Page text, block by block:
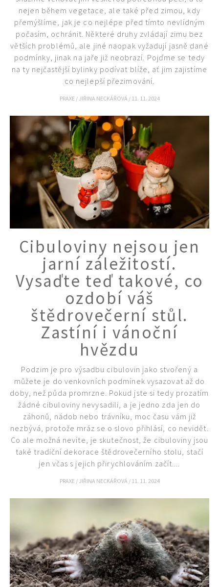
nejen během vegetace, ale také před zimou, kdy
přemýšlíme, jak je co nejlépe před tímto nevlídným
počasím, ochránit. Některé druhy zvládají zimu bez
větších problémů, ale jiné naopak vyžadují jasně dané
podmínky, jinak na jaře již neobrazí. Pojďme se tedy
na ty nejčastější bylinky podívat blíže, ať jim zajistíme
co nejlepší přezimování.
PRAXE / JIŘINA NECKÁŘOVÁ / 11. 11. 2024
Cibuloviny nejsou jen
jarní záležitostí.
Vysaďte teď takové, co
ozdobí váš
štědrovečerní stůl.
Zastíní i vánoční
hvězdu
Podzim je pro výsadbu cibulovin jako stvořený a
můžete je do venkovních podmínek vysazovat až do
doby, než půda promrzne. Pokud jste si tedy prozatím
žádné cibuloviny nevysadili, a je jedno zda jen do
záhonů, nádob nebo trávníku, moc času vám již
nezbývá, protože mráz se o slovo přihlásí, co nevidět.
Co ale možná nevíte, je skutečnost, že cibuloviny jsou
také tradiční dekorace štědrovečerního stolu, stačí
jen včas s jejich přirychlováním začít....
PRAXE / JIŘINA NECKÁŘOVÁ / 11. 11. 2024